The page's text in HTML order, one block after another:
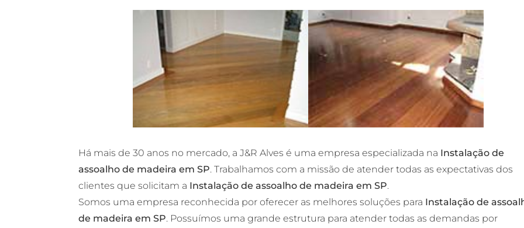
Há mais de 30 anos no mercado, a J&R Alves é uma empresa especializada na Instalação de
assoalho de madeira em SP. Trabalhamos com a missão de atender todas as expectativas dos
clientes que solicitam a Instalação de assoalho de madeira em SP.
Somos uma empresa reconhecida por oferecer as melhores soluções para Instalação de
de madeira em SP. Possuímos uma grande estrutura para atender todas as demandas por